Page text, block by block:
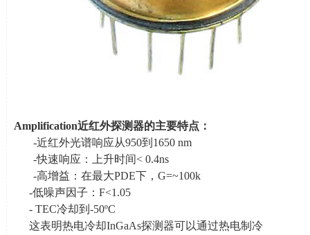
Amplification近红外探测器的主要特点：
-近红外光谱响应从950到 1650 nm
-快速响应：上升时间< 0.4ns
-高增益：在最大PDE下， G=~100k
-低噪声因子： F<1.05
- TEC冷却到 -50ºC
这表明热电冷却InGaAs探测器可以通过热电制冷